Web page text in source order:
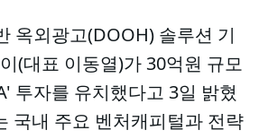
옥외광고(DOOH) 솔루션 기
(대표 이동열)가 30억원 규모
투자를 유치했다고 3일 밝혔
국내 주요 벤처캐피털과 전략